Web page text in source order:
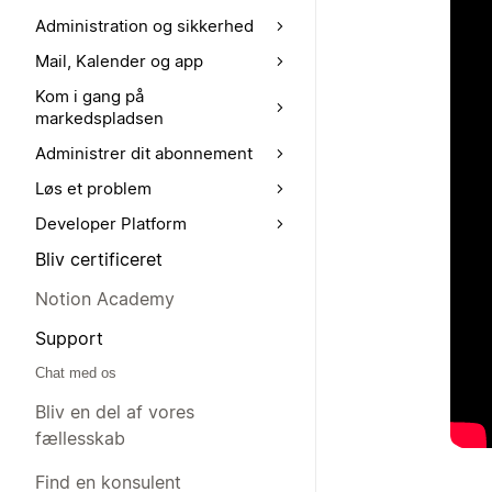
Administration og sikkerhed
Mail, Kalender og app
Kom i gang på
markedspladsen
Administrer dit abonnement
Løs et problem
Developer Platform
Bliv certificeret
Notion Academy
Support
Chat med os
Bliv en del af vores
fællesskab
Find en konsulent